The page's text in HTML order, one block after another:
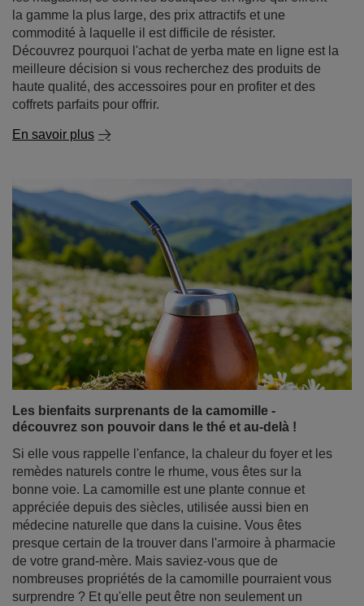
Yerba mate - où l'acheter et pourquoi il vaut mieux
La yerba mate est une boisson de plus en plus populaire
dans le monde entier, grâce à ses propriétés
énergisantes, ses bienfaits pour la santé et son goût
unique. Si vous avez atterri ici, vous vous demandez
probablement où acheter de la yerba mate et quel est le
meilleur endroit pour votre premier (ou prochain !) achat.
Bien que la yerba mate apparaisse de plus en plus dans
les magasins, ce sont les boutiques en ligne qui offrent
la gamme la plus large, des prix attractifs et une
commodité à laquelle il est difficile de résister.
Découvrez pourquoi l'achat de yerba mate en ligne est la
meilleure décision si vous recherchez des produits de
coffrets parfaits pour offrir.
En savoir plus